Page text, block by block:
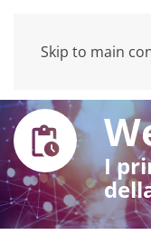
Skip to main
I